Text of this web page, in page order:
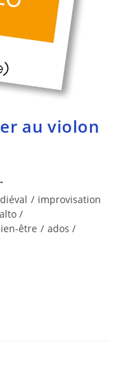
au violon
/ improvisation
/
être / ados /